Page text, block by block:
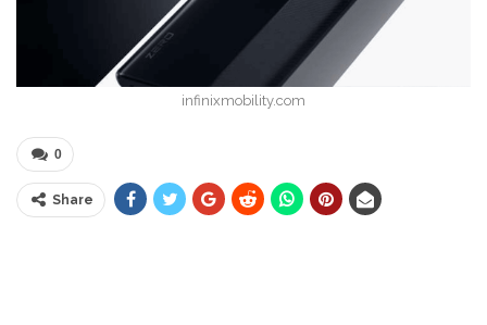
infinixmobility.com
0
Share